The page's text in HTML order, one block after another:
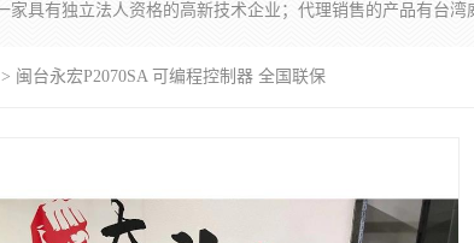
> 闽台永宏P2070SA 可编程控制器 全国联保